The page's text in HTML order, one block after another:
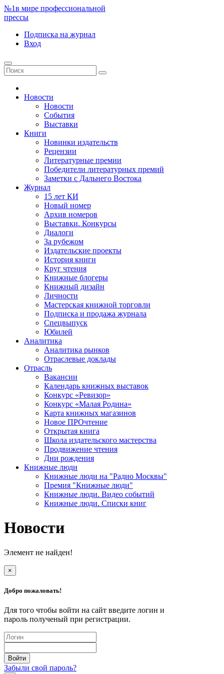
№1в мире профессиональной
прессы
Подписка на журнал
Вход
Новости
Новости
События
Выставки
Книги
Новинки издательств
Рецензии
Литературные премии
Победители литературных премий
Заметки с Дальнего Востока
Журнал
15 лет КИ
Новый номер
Архив номеров
Выставки. Конкурсы
Диалоги
За рубежом
Издательские проекты
История книги
Круг чтения
Книжные блогеры
Книжный дизайн
Личности
Мастерская книжной торговли
Подписка и продажа журнала
Спецвыпуск
Юбилей
Аналитика
Аналитика рынков
Отраслевые доклады
Отрасль
Вакансии
Календарь книжных выставок
Конкурс «Ревизор»
Конкурс «Малая Родина»
Карта книжных магазинов
Новое ПРОчтение
Открытая книга
Школа издательского мастерства
Продвижение чтения
Дни рождения
Книжные люди
Книжные люди на "Радио Москвы"
Премия "Книжные люди"
Книжные люди. Видео событий
Книжные люди. Списки книг
Новости
Элемент не найден!
×
Добро пожаловать!
Для того чтобы войти на сайт введите логин и
пароль полученый при регистрации.
Забыли свой пароль?